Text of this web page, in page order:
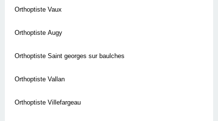
Orthoptiste Vaux
Orthoptiste Augy
Orthoptiste Saint georges sur baulches
Orthoptiste Vallan
Orthoptiste Villefargeau